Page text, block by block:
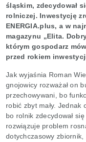
śląskim, zdecydował
rolniczej. Inwestycję
ENERGIA.plus, a w
magazynu „Elita.
którym gospodarz
przed rokiem
Jak wyjaśnia Roman
gnojowicy rozważał on
przechowywani, bo
robić zbyt mały. Jednak
bo rolnik zdecydował
rozwiązuje problem
dotychczasowy